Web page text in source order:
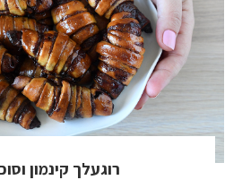
רוגעלך קינמון